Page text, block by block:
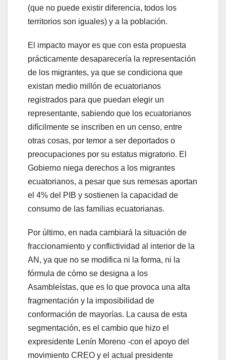
(que no puede existir diferencia, todos los
territorios son iguales) y a la población.
El impacto mayor es que con esta propuesta
prácticamente desaparecería la representación
de los migrantes, ya que se condiciona que
existan medio millón de ecuatorianos
registrados para que puedan elegir un
representante, sabiendo que los ecuatorianos
difícilmente se inscriben en un censo, entre
otras cosas, por temor a ser deportados o
preocupaciones por su estatus migratorio. El
Gobierno niega derechos a los migrantes
ecuatorianos, a pesar que sus remesas aportan
el 4% del PIB y sostienen la capacidad de
consumo de las familias ecuatorianas.
Por último, en nada cambiará la situación de
fraccionamiento y conflictividad al interior de la
AN, ya que no se modifica ni la forma, ni la
fórmula de cómo se designa a los
Asambleístas, que es lo que provoca una alta
fragmentación y la imposibilidad de
conformación de mayorías. La causa de esta
segmentación, es el cambio que hizo el
expresidente Lenín Moreno -con el apoyo del
movimiento CREO y el actual presidente